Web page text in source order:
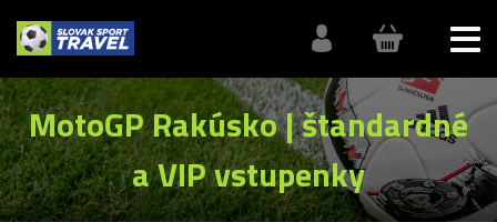
MotoGP Rakúsko | štandardné
a VIP vstupenky